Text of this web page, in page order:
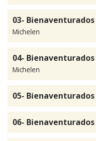
03-
Michelen
04-
Michelen
05-
06-